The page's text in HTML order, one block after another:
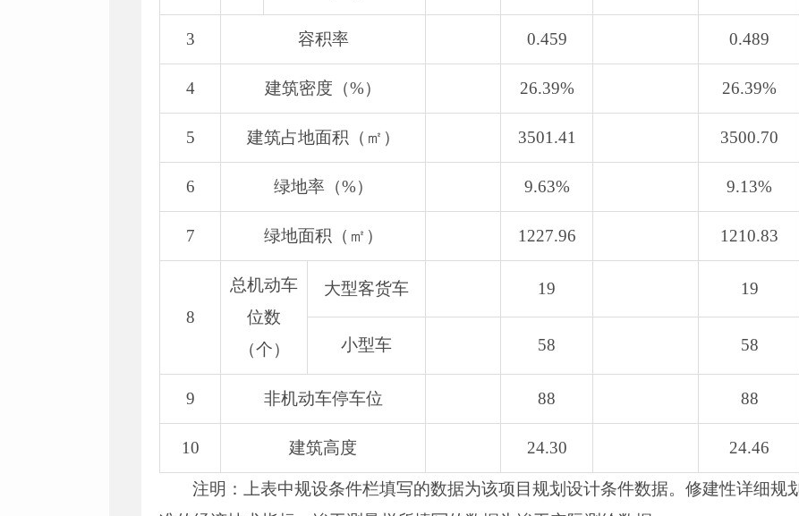
3 容积率 0.459 0.489
4 建筑密度（%） 26.39% 26.39%
5 建筑占地面积（㎡） 3501.41 3500.70
6 绿地率（%） 9.63% 9.13%
7 绿地面积（㎡） 1227.96 1210.83
8
总机动车
位数
（个）
大型客货车 19 19
小型车 58 58
9 非机动车停车位 88 88
10 建筑高度 24.30 24.46
注明：上表中规设条件栏填写的数据为该项目规划设计条件数据。修建性详细规